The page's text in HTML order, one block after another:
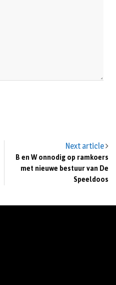
Next article
B en W onnodig op ramkoers
met nieuwe bestuur van De
Speeldoos